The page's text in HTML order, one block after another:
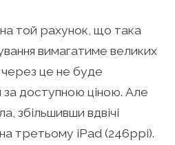
на той рахунок, що така
вимагатиме великих
через це не буде
доступною ціною. Але
збільшивши вдвічі
на третьому iPad (246ppi).